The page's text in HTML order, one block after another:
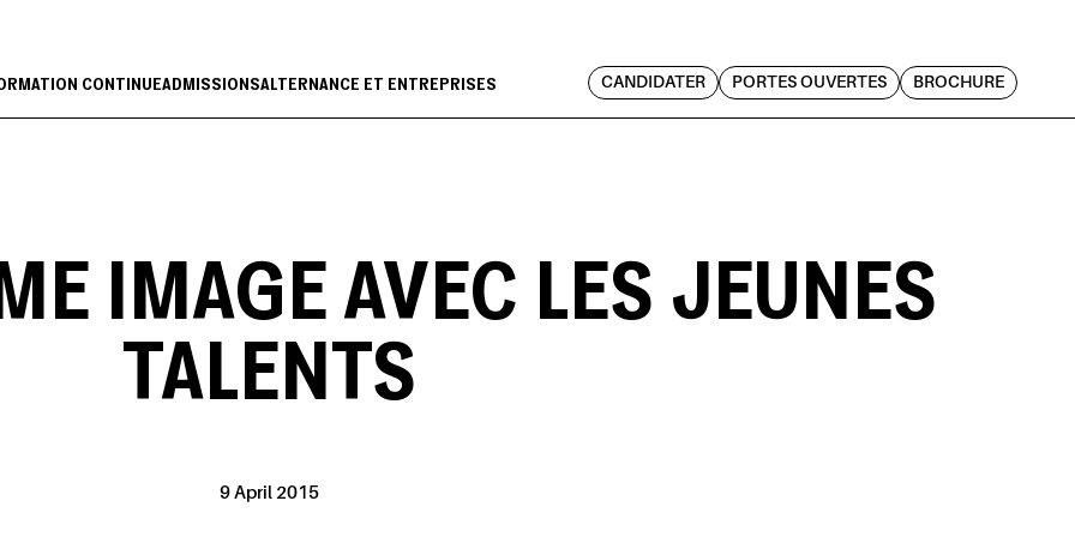
CONTINUEADMISSIONSALTERNANCE ET ENTREPRISES CANDIDATER PORTES OUVERTES BROCHURE
IMAGE AVEC LES JEUNES
TALENTS
9 April 2015